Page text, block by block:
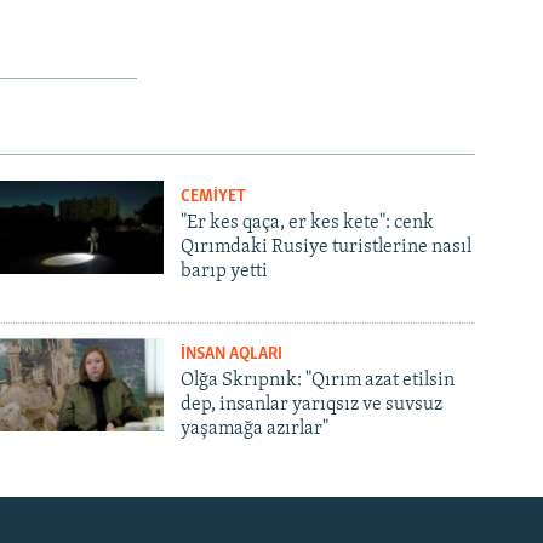
CEMİYET
"Er kes qaça, er kes kete": cenk
Qırımdaki Rusiye turistlerine nasıl
barıp yetti
İNSAN AQLARI
Olğa Skrıpnık: "Qırım azat etilsin
dep, insanlar yarıqsız ve suvsuz
yaşamağa azırlar"